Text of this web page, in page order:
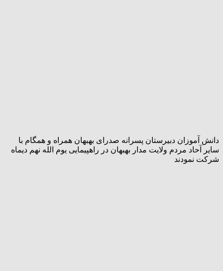
دانش آموزان دبیرستان پسرانه صدرای بهبهان همراه و همگام با
سایر آحاد مردم ولایت مدار بهبهان در راهپیمایی یوم الله نهم دیماه
شرکت نمودند